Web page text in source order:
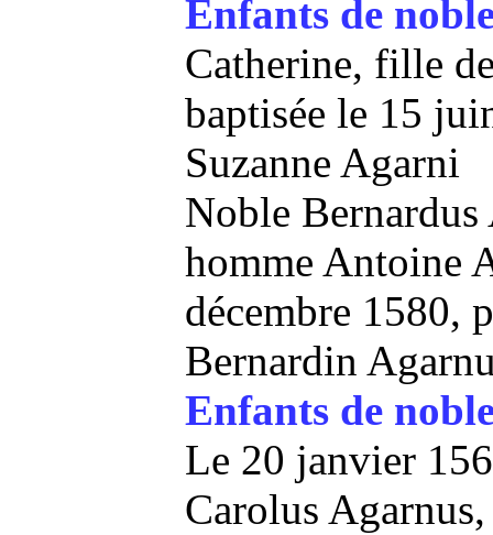
Enfants de
Catherine, fille
baptisée le 15
Suzanne Agarni
Noble
homme Antoine
décembre 1580,
Bernardin
Enfants de
Le 20 janvier
Carolus